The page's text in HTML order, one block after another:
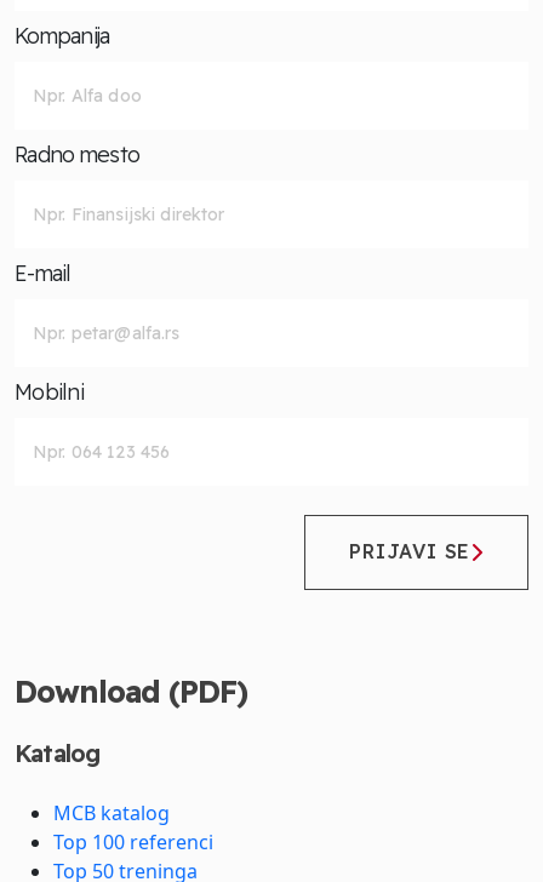
Kompanija
Radno mesto
E-mail
Mobilni
PRIJAVI SE
Download (PDF)
Katalog
MCB katalog
Top 100 referenci
Top 50 treninga